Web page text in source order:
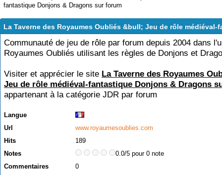
fantastique Donjons & Dragons sur forum
La Taverne des Royaumes Oubliés &bull; Jeu de rôle
Communauté de jeu de rôle par forum depuis 2004 dans
Royaumes Oubliés utilisant les règles de Donjons et
Visiter et apprécier le site La Taverne des Royaumes
Jeu de rôle médiéval-fantastique Donjons & Dragons
appartenant à la catégorie JDR par forum
Langue
Url
www.royaumesoublies.com
Hits
189
Notes
0.0/5 pour 0 note
Commentaires
0